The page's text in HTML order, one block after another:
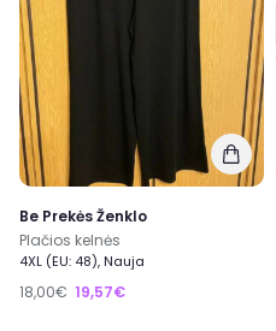
Be Prekės Ženklo
Plačios kelnės
4XL (EU: 48), Nauja
18,00€ 19,57€